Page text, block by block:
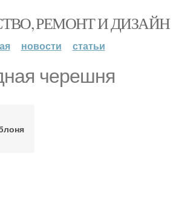
РЕМОНТ И ДИЗАЙН
новости статьи
черешня